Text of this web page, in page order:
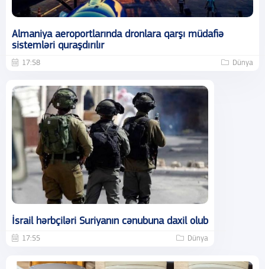
Almaniya aeroportlarında dronlara qarşı müdafiə
sistemləri quraşdırılır
17:58 Dünya
İsrail hərbçiləri Suriyanın cənubuna daxil olub
17:55 Dünya